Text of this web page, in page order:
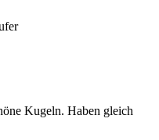
Kugeln. Haben gleich